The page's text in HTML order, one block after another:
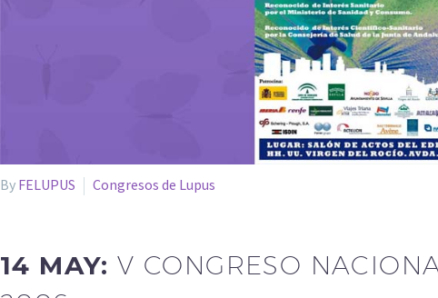
By FELUPUS Congresos de Lupus
14 MAY:V CONGRESO